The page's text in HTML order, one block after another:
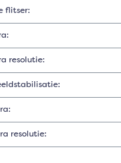
flitser:
resolutie:
resolutie: